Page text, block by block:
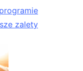
zalety